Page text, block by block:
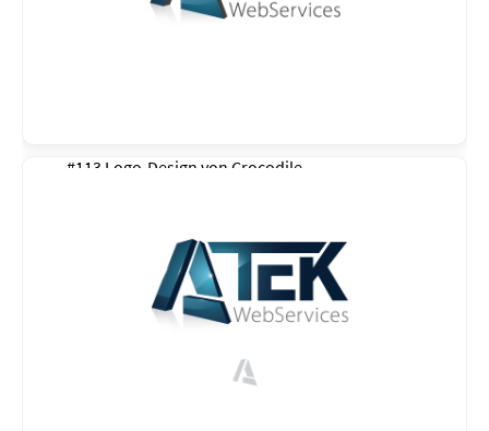
#113 Logo-Design von Crocodile